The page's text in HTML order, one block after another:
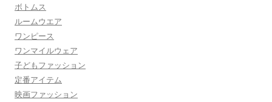
ボトムス
ルームウエア
ワンピース
ワンマイルウェア
子どもファッション
定番アイテム
映画ファッション